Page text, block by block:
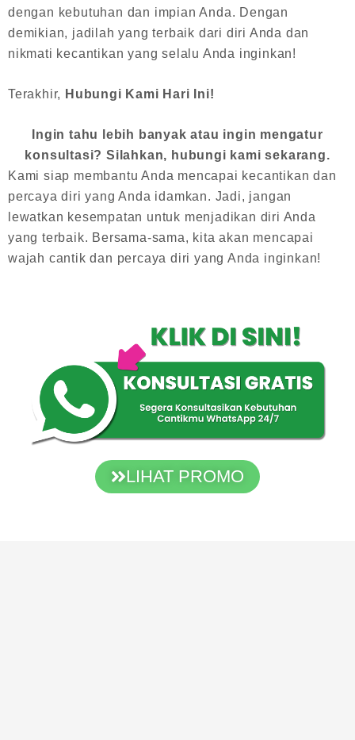
dengan kebutuhan dan impian Anda. Dengan
demikian, jadilah yang terbaik dari diri Anda dan
nikmati kecantikan yang selalu Anda inginkan!
Terakhir, Hubungi Kami Hari Ini!
Ingin tahu lebih banyak atau ingin mengatur
konsultasi? Silahkan, hubungi kami sekarang.
Kami siap membantu Anda mencapai kecantikan dan
percaya diri yang Anda idamkan. Jadi, jangan
lewatkan kesempatan untuk menjadikan diri Anda
yang terbaik. Bersama-sama, kita akan mencapai
wajah cantik dan percaya diri yang Anda inginkan!
LIHAT PROMO